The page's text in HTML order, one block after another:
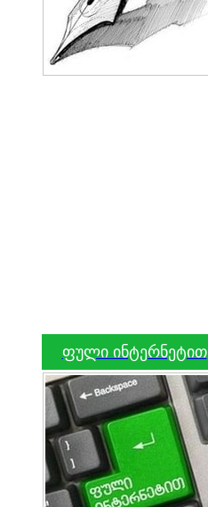
ფული ინტერნეტით